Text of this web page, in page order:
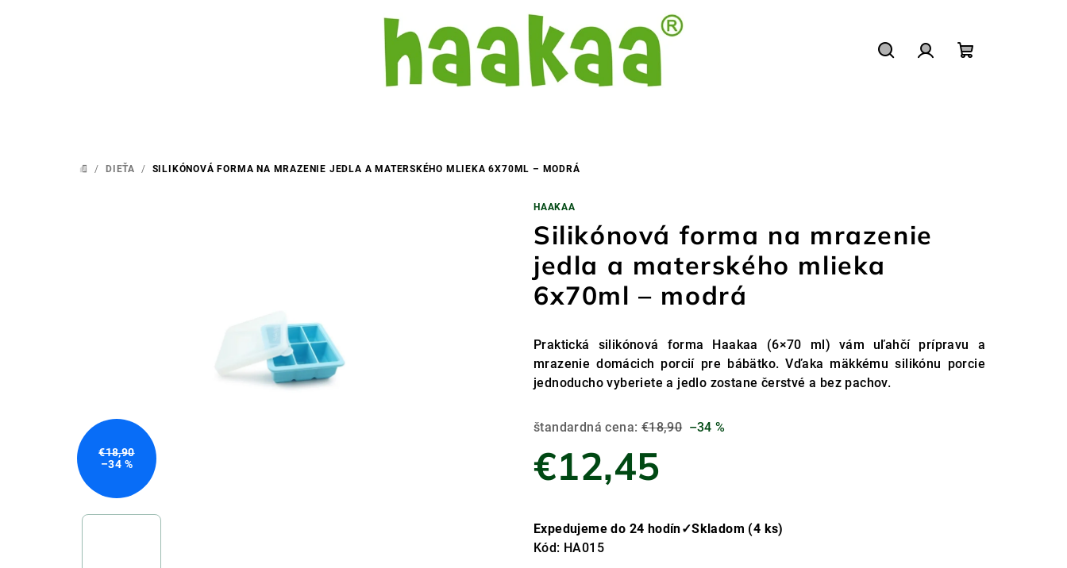
DOMOV
/ DIEŤA / SILIKÓNOVÁ FORMA NA MRAZENIE JEDLA A MATERSKÉHO MLIEKA 6X70ML – MODRÁ
HAAKAA
Silikónová forma na mrazenie
jedla a materského mlieka
6x70ml – modrá
Praktická silikónová forma Haakaa (6×70 ml) vám uľahčí prípravu a
mrazenie domácich porcií pre bábätko. Vďaka mäkkému silikónu porcie
jednoducho vyberiete a jedlo zostane čerstvé a bez pachov.
štandardná cena: €18,90 –34 %
€12,45
cena:
Expedujeme do 24 hodín✓Skladom (4 ks)
Kód: HA015
€18,90
–34 %